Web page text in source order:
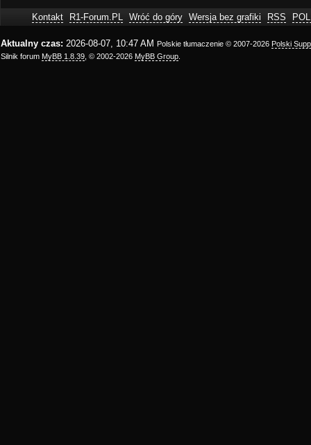
Kontakt R1-Forum.PL Wróć do góry Wersja bez grafiki RSS
Aktualny czas: 2026-08-07, 10:47 AM Polskie tłumaczenie © 2007-2026 Polski
Silnik forum MyBB 1.8.39 , © 2002-2026 MyBB Group